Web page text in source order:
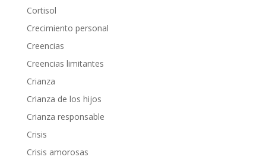
Cortisol
Crecimiento personal
Creencias
Creencias limitantes
Crianza
Crianza de los hijos
Crianza responsable
Crisis
Crisis amorosas